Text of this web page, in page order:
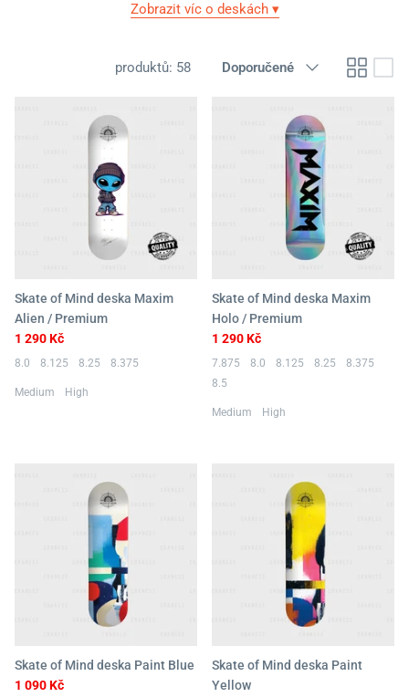
Zobrazit víc o deskách ▾
produktů: 58
podle
Doporučené
Skate of Mind deska Maxim
Alien / Premium
1 290 Kč
8.0 8.125 8.25 8.375
Medium High
Skate of Mind deska Maxim
Holo / Premium
1 290 Kč
7.875 8.0 8.125 8.25
8.375
8.5
Medium High
Skate of Mind deska Paint Blue
1 090 Kč
Skate of Mind deska Paint
Yellow